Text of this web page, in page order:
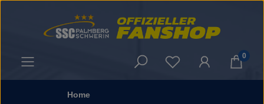
Zum Hauptinhalt springen
Du hast 0 0
Home